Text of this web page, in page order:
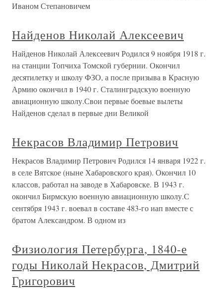
Иваном Степановичем
Найденов Николай Алексеевич
Найденов Николай Алексеевич Родился 9 ноября 1918 г.
на станции Топчиха Томской губернии. Окончил
десятилетку и школу ФЗО, а после призыва в Красную
Армию окончил в 1940 г. Сталинградскую военную
авиационную школу.Свои первые боевые вылеты
Найденов сделал в первые дни Великой
Некрасов Владимир Петрович
Некрасов Владимир Петрович Родился 14 января 1922 г.
в селе Вятское (ныне Хабаровского края). Окончил 10
классов, работал на заводе в Хабаровске. В 1943 г.
окончил Бирмскую военную авиационную школу.С
сентября 1943 г. воевал в составе 483-го иап вместе с
братом Александром. В одном из
Физиология Петербурга, 1840-е
годы Николай Некрасов, Дмитрий
Григорович